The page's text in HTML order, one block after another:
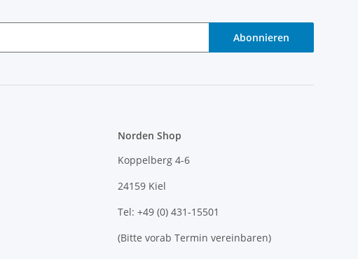
Abonnieren
Norden Shop
Koppelberg 4-6
24159 Kiel
Tel: +49 (0) 431-15501
(Bitte vorab Termin vereinbaren)